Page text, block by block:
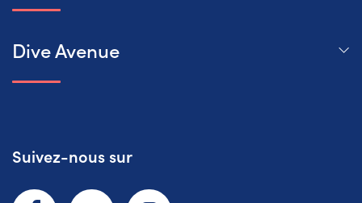
Dive Avenue
Suivez-nous sur